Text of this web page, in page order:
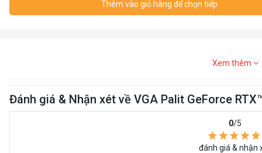
Thêm vào giỏ hàng để chọn tiếp
Xem thêm
Đánh giá & Nhận xét về VGA Palit GeForce
0/5
đánh giá & nhận